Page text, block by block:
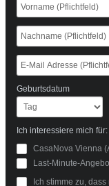
Geburtsdatum
Ich interessiere mich für:
CasaNova Vienna
Last-Minute-
Ich stimme zu,